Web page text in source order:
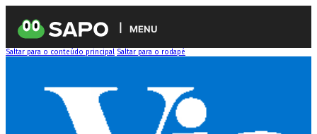
MENU
Saltar para o conteúdo principal Saltar para o rodapé